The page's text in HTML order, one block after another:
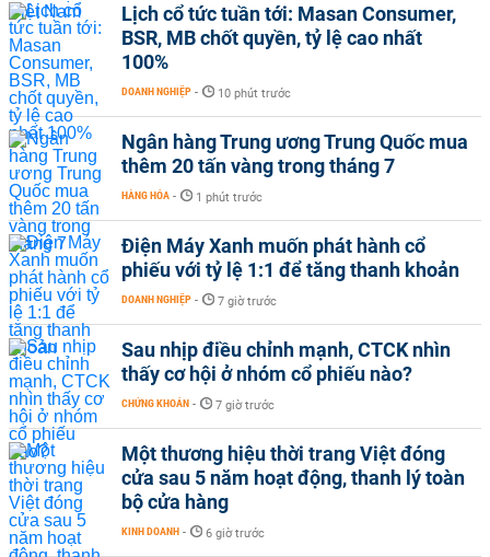
Lịch cổ tức tuần tới: Masan Consumer,
BSR, MB chốt quyền, tỷ lệ cao nhất
100%
DOANH NGHIỆP - 10 phút trước
Ngân hàng Trung ương Trung Quốc mua
thêm 20 tấn vàng trong tháng 7
HÀNG HÓA - 1 phút trước
Điện Máy Xanh muốn phát hành cổ
phiếu với tỷ lệ 1:1 để tăng thanh khoản
DOANH NGHIỆP - 7 giờ trước
Sau nhịp điều chỉnh mạnh, CTCK nhìn
thấy cơ hội ở nhóm cổ phiếu nào?
CHỨNG KHOÁN - 7 giờ trước
Một thương hiệu thời trang Việt đóng
cửa sau 5 năm hoạt động, thanh lý toàn
bộ cửa hàng
KINH DOANH - 6 giờ trước